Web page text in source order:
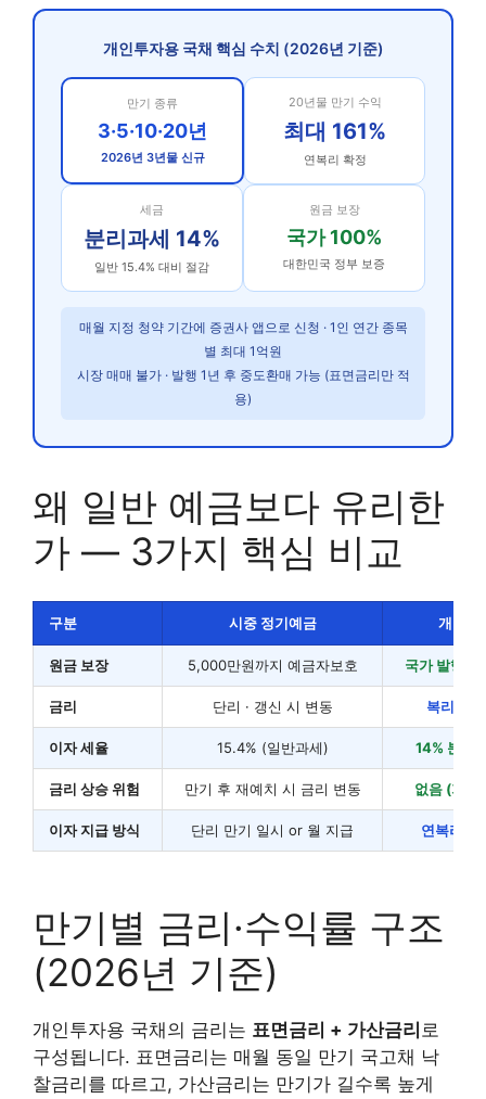
개인투자용 국채 핵심 수치 (2026년 기준)
만기 종류
3·5·10·20년
2026년 3년물 신규
20년물 만기 수익
최대 161%
연복리 확정
세금
분리과세 14%
일반 15.4% 대비 절감
원금 보장
국가 100%
대한민국 정부 보증
매월 지정 청약 기간에 증권사 앱으로 신청 · 1인 연간 종목
별 최대 1억원
시장 매매 불가 · 발행 1년 후 중도환매 가능 (표면금리만 적
용)
왜 일반 예금보다 유리한
가 — 3가지 핵심 비교
구분 시중 정기예금 개인투
원금 보장 5,000만원까지 예금자보호 국가 발행 →
금리 단리 · 갱신 시 변동 복리 ·
이자 세율 15.4% (일반과세) 14% 분리
금리 상승 위험 만기 후 재예치 시 금리 변동 없음 (가입
이자 지급 방식 단리 만기 일시 or 월 지급 연복리 만
만기별 금리·수익률 구조
(2026년 기준)
개인투자용 국채의 금리는 표면금리 + 가산금리 로
구성됩니다. 표면금리는 매월 동일 만기 국고채 낙
찰금리를 따르고, 가산금리는 만기가 길수록 높게